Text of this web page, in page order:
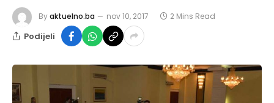
Byaktuelno.ba nov 10, 2017 2 Mins Read
Podijeli